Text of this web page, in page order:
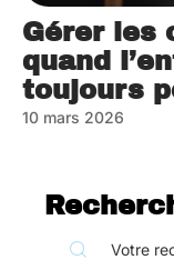
Gérer les
quand
toujours
10 mars 2026